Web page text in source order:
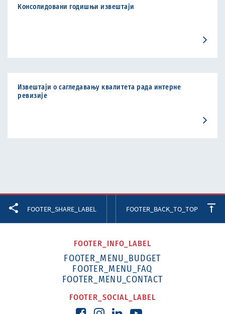
Консолидовани годишњи извештаји
Извештаји о сагледавању квалитета рада интерне
ревизије
FOOTER_SHARE_LABEL FOOTER_BACK_TO_TOP
FOOTER_INFO_LABEL
FOOTER_MENU_BUDGET
FOOTER_MENU_FAQ
FOOTER_MENU_CONTACT
FOOTER_SOCIAL_LABEL